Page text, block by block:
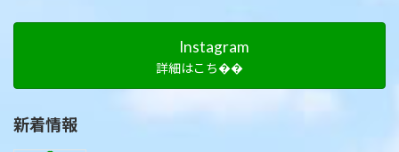
Instagram
詳細はこち��
新着情報